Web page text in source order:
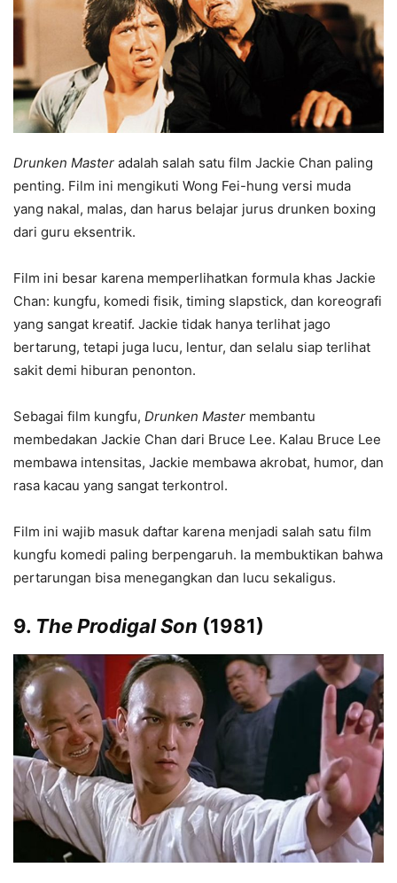
Drunken Master adalah salah satu film Jackie Chan paling
penting. Film ini mengikuti Wong Fei-hung versi muda
yang nakal, malas, dan harus belajar jurus drunken boxing
dari guru eksentrik.
Film ini besar karena memperlihatkan formula khas Jackie
Chan: kungfu, komedi fisik, timing slapstick, dan koreografi
yang sangat kreatif. Jackie tidak hanya terlihat jago
bertarung, tetapi juga lucu, lentur, dan selalu siap terlihat
sakit demi hiburan penonton.
Sebagai film kungfu, Drunken Master membantu
membedakan Jackie Chan dari Bruce Lee. Kalau Bruce Lee
membawa intensitas, Jackie membawa akrobat, humor, dan
rasa kacau yang sangat terkontrol.
Film ini wajib masuk daftar karena menjadi salah satu film
kungfu komedi paling berpengaruh. Ia membuktikan bahwa
pertarungan bisa menegangkan dan lucu sekaligus.
9. The Prodigal Son (1981)